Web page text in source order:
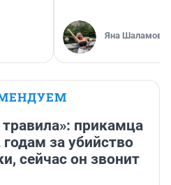
Яна Шаламова
прикамца
за убийство
сейчас он звонит